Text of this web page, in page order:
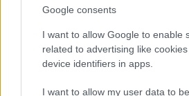
Google consents
I want to allow Google to enable
related to advertising like
device identifiers in apps.
I want to allow my user data to
βυθού της. Αντί για άμμο, εδώ
απαλό, ψιλό βοτσαλάκι που
κύμα, ενώ η απλωσιά της
χώρο για όλους, ακόμη και στις
πολυσύχναστες μέρες. Επειδή